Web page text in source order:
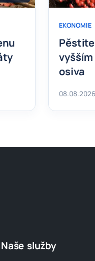
EKONOMIE
osiva
08.08.2026
Naše služby